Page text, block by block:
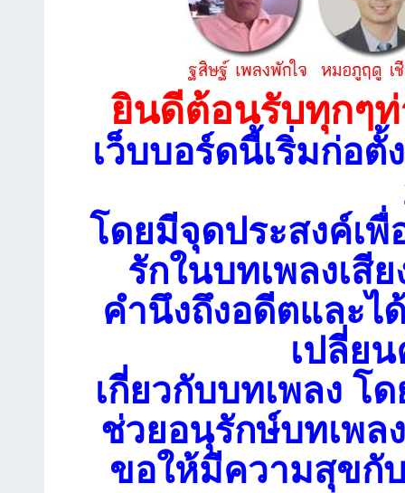
ยินดีต้อนรับทุกๆท่
เว็บบอร์ดนี้เริ่มก่อ
โดยมีจุดประสงค์เ
รักในบทเพลงเสี
คำนึงถึงอดีตและไ
เปลี่ย
เกี่ยวกับบทเพลง โ
ช่วยอนุรักษ์บทเพล
ขอให้มีความสุขกั